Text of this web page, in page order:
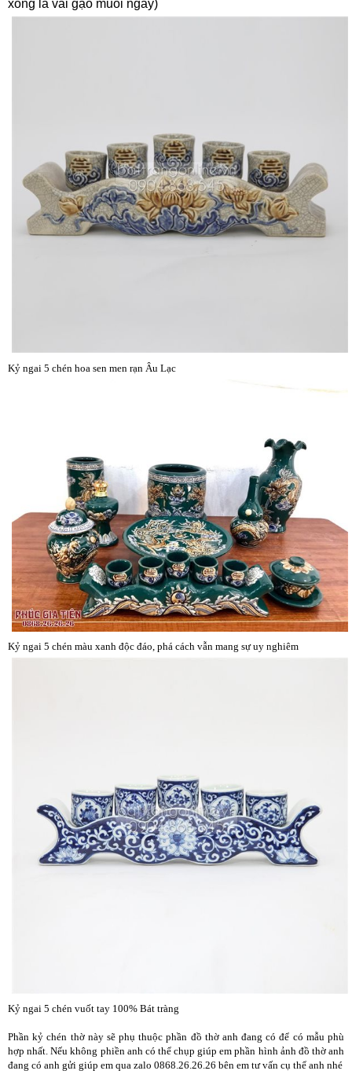
xong là vãi gạo muối ngay)
Kỷ ngai 5 chén hoa sen men rạn Âu Lạc
Kỷ ngai 5 chén màu xanh độc đáo, phá cách vẫn mang sự uy nghiêm
Kỷ ngai 5 chén vuốt tay 100% Bát tràng
Phần kỷ chén thờ này sẽ phụ thuộc phần đồ thờ anh đang có để có mẫu phù
hợp nhất. Nếu không phiền anh có thể chụp giúp em phần hình ảnh đồ thờ anh
đang có anh gửi giúp em qua zalo 0868.26.26.26 bên em tư vấn cụ thể anh nhé